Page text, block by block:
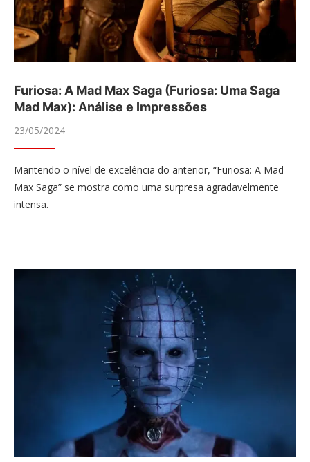
Furiosa: A Mad Max Saga (Furiosa: Uma Saga
Mad Max): Análise e Impressões
23/05/2024
Mantendo o nível de excelência do anterior, “Furiosa: A Mad
Max Saga” se mostra como uma surpresa agradavelmente
intensa.